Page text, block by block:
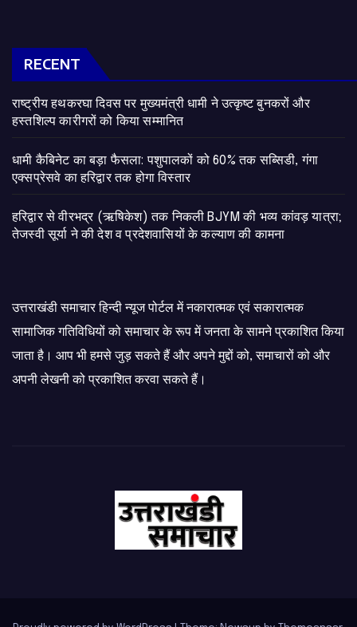
RECENT
राष्ट्रीय हथकरघा दिवस पर मुख्यमंत्री धामी ने उत्कृष्ट बुनकरों और
हस्तशिल्प कारीगरों को किया सम्मानित
​धामी कैबिनेट का बड़ा फैसला: पशुपालकों को 60% तक सब्सिडी, गंगा
एक्सप्रेसवे का हरिद्वार तक होगा विस्तार
​हरिद्वार से वीरभद्र (ऋषिकेश) तक निकली BJYM की भव्य कांवड़ यात्रा;
तेजस्वी सूर्या ने की देश व प्रदेशवासियों के कल्याण की कामना
उत्तराखंडी समाचार हिन्दी न्यूज पोर्टल में नकारात्मक एवं सकारात्मक
सामाजिक गतिविधियों को समाचार के रूप में जनता के सामने प्रकाशित किया
जाता है। आप भी हमसे जुड़ सकते हैं और अपने मुद्दों को, समाचारों को और
अपनी लेखनी को प्रकाशित करवा सकते हैं।